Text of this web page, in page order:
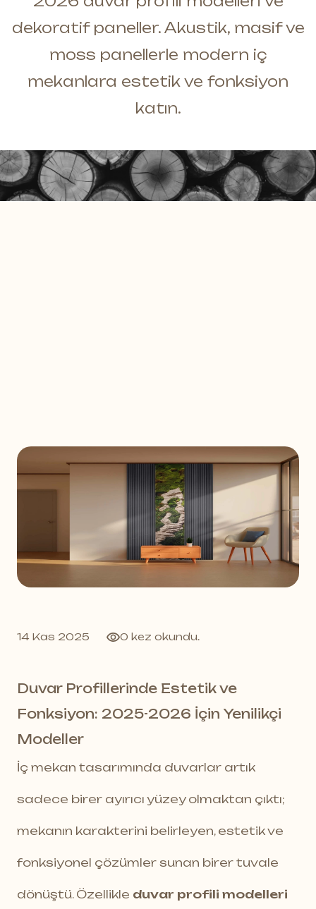
Masif Duvar Panelleri
Moss Duvar Panelleri
Daha fazlası *
E-Katalog
Dökümanlar
dekoratif paneller. Akustik, masif ve
moss panellerle modern iç
mekanlara estetik ve fonksiyon
katın.
14 Kas 2025 0 kez okundu.
Duvar Profillerinde Estetik ve
Fonksiyon: 2025-2026 İçin Yenilikçi
Modeller
İç mekan tasarımında duvarlar artık
sadece birer ayırıcı yüzey olmaktan çıktı;
mekanın karakterini belirleyen, estetik ve
fonksiyonel çözümler sunan birer tuvale
dönüştü. Özellikle duvar profili modelleri